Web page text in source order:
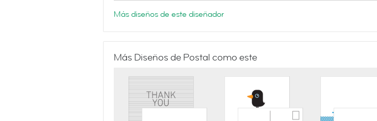
Más diseños de este diseñador
Más Diseños de Postal como este